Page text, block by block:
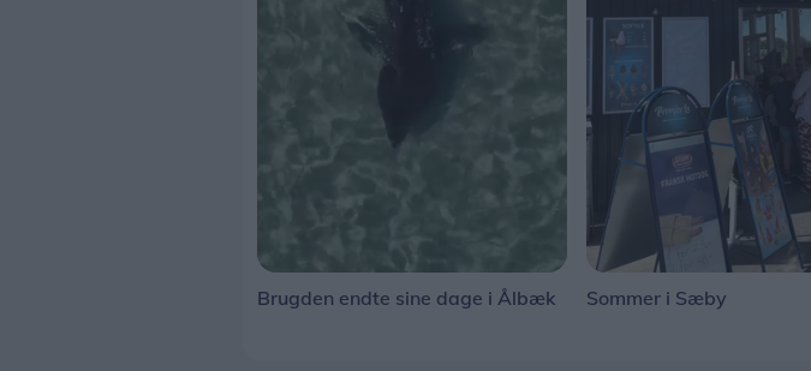
Brugden endte sine dage i Ålbæk Sommer i Sæby